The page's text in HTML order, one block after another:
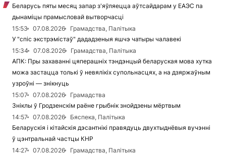
Беларусь пяты месяц запар з'яўляецца аўтсайдарам у ЕАЭС па
дынаміцы прамысловай вытворчасці
15:53
07.08.2026
Грамадства, Палітыка
У "спіс экстрэмістаў" дададзеныя яшчэ чатыры чалавекі
15:34
07.08.2026
Грамадства, Палітыка
АПК: Пры захаванні цяперашніх тэндэнцый беларуская мова хутка
можа застацца толькі ў невялікіх супольнасцях, а на дзяржаўным
узроўні — знікнуць
15:07
07.08.2026
Грамадства
Зніклы ў Гродзенскім раёне грыбнік знойдзены мёртвым
14:57
07.08.2026
Бяспека, Палітыка
Беларускія і кітайскія дэсантнікі правядуць двухтыднёвыя вучэнні
ў цэнтральнай частцы КНР
14:27
07.08.2026
Грамадства, Палітыка